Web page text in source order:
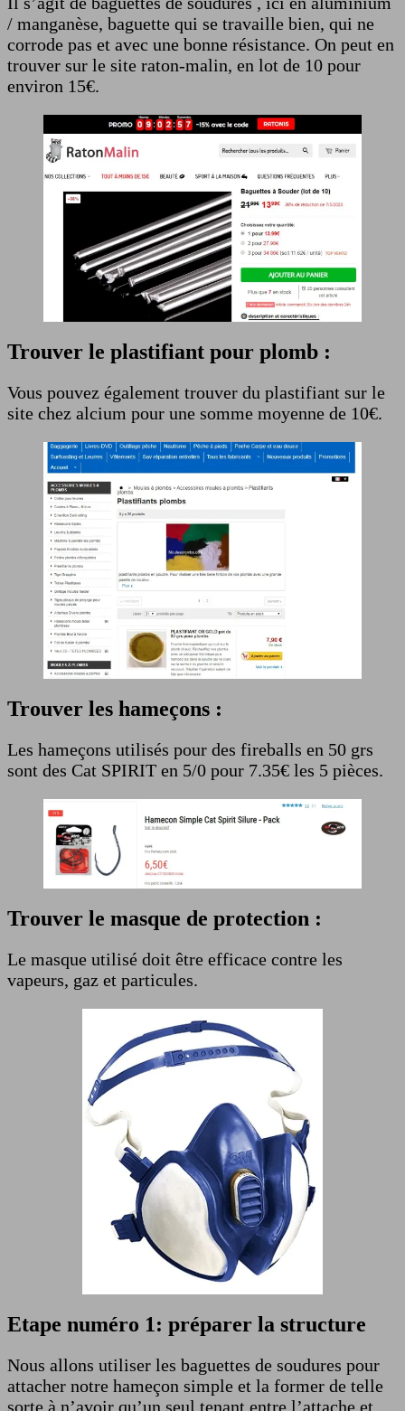
/ manganèse, baguette qui se travaille bien, qui ne
corrode pas et avec une bonne résistance. On peut en
trouver sur le site raton-malin, en lot de 10 pour
environ 15€.
Trouver le plastifiant pour plomb :
Vous pouvez également trouver du plastifiant sur le
site chez alcium pour une somme moyenne de 10€.
Trouver les hameçons :
Les hameçons utilisés pour des fireballs en 50 grs
sont des Cat SPIRIT en 5/0 pour 7.35€ les 5 pièces.
Trouver le masque de protection :
Le masque utilisé doit être efficace contre les
vapeurs, gaz et particules.
Etape numéro 1: préparer la structure
Nous allons utiliser les baguettes de soudures pour
attacher notre hameçon simple et la former de telle
sorte à n’avoir qu’un seul tenant entre l’attache et